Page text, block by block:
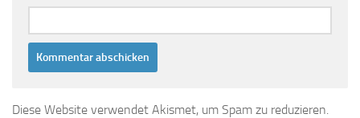
Diese Website verwendet Akismet, um Spam zu reduzieren.